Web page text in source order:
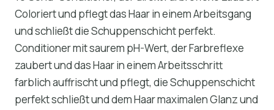
Coloriert und pflegt das Haar in einem Arbeitsgang
und schließt die Schuppenschicht perfekt.
Conditioner mit saurem pH-Wert, der Farbreflexe
zaubert und das Haar in einem Arbeitsschritt
farblich auffrischt und pflegt, die Schuppenschicht
perfekt schließt und dem Haar maximalen Glanz und